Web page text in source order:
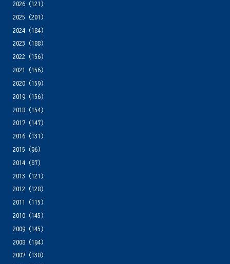
2026(121)
2025 (201)
2024(184)
2023 (188)
2022 (156)
2021
(156)
2020(159)
2019(156)
2018(154)
2017(147)
2016(131)
2015 (96)
2014(87)
2013 (121)
2012 (128)
2011
(115)
2010(145)
2009(145)
2008(194)
2007(130)